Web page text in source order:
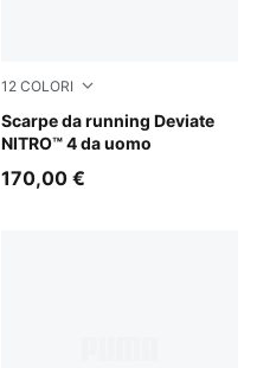
12 COLORI
Scarpe da running Deviate
NITRO™ 4 da uomo
PUMA Black-PUMA White-
170,00 €